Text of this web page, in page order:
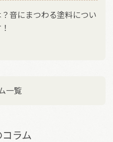
音にまつわる塗料につい
一覧
ラム